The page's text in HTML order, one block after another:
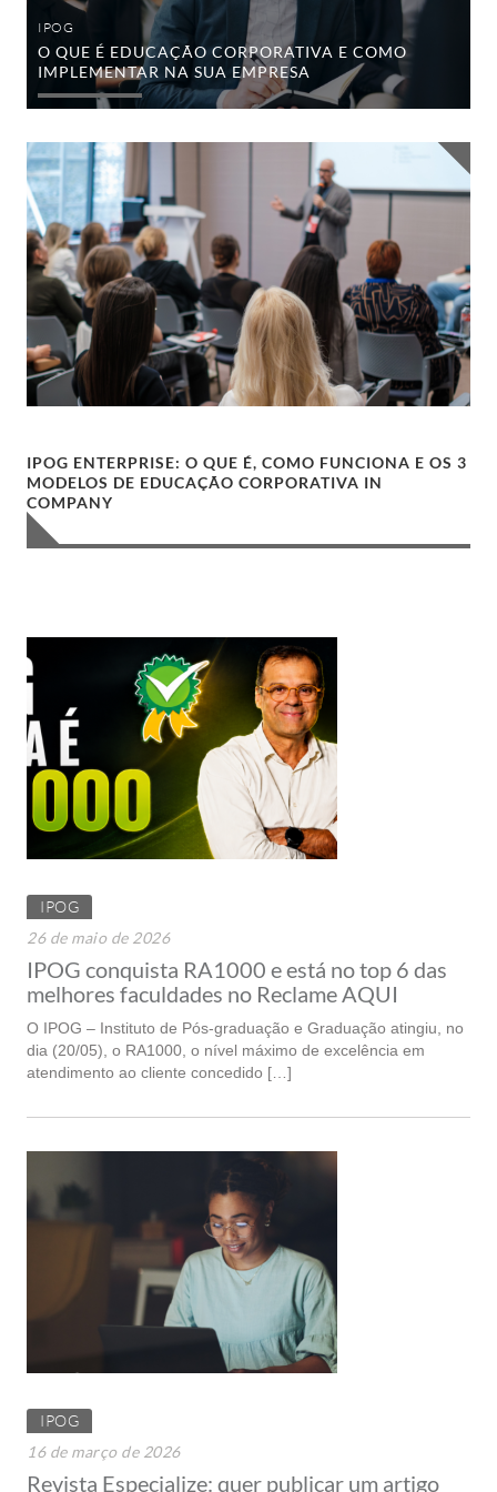
empresa
IPOG
O QUE É EDUCAÇÃO CORPORATIVA E COMO
IMPLEMENTAR NA SUA EMPRESA
IPOG
Enterprise:
o
que
é,
como
funciona
e
os
modelos
de
educação
corporativa
in
company
IPOG ENTERPRISE: O QUE É, COMO FUNCIONA E OS 3
MODELOS DE EDUCAÇÃO CORPORATIVA IN
COMPANY
IPOG
26 de maio de 2026
IPOG conquista RA1000 e está no top 6 das
melhores faculdades no Reclame AQUI
O IPOG – Instituto de Pós-graduação e Graduação atingiu, no
dia (20/05), o RA1000, o nível máximo de excelência em
atendimento ao cliente concedido […]
IPOG
16 de março de 2026
Revista Especialize: quer publicar um artigo